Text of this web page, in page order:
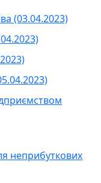
(03.04.2023)
неприбуткових